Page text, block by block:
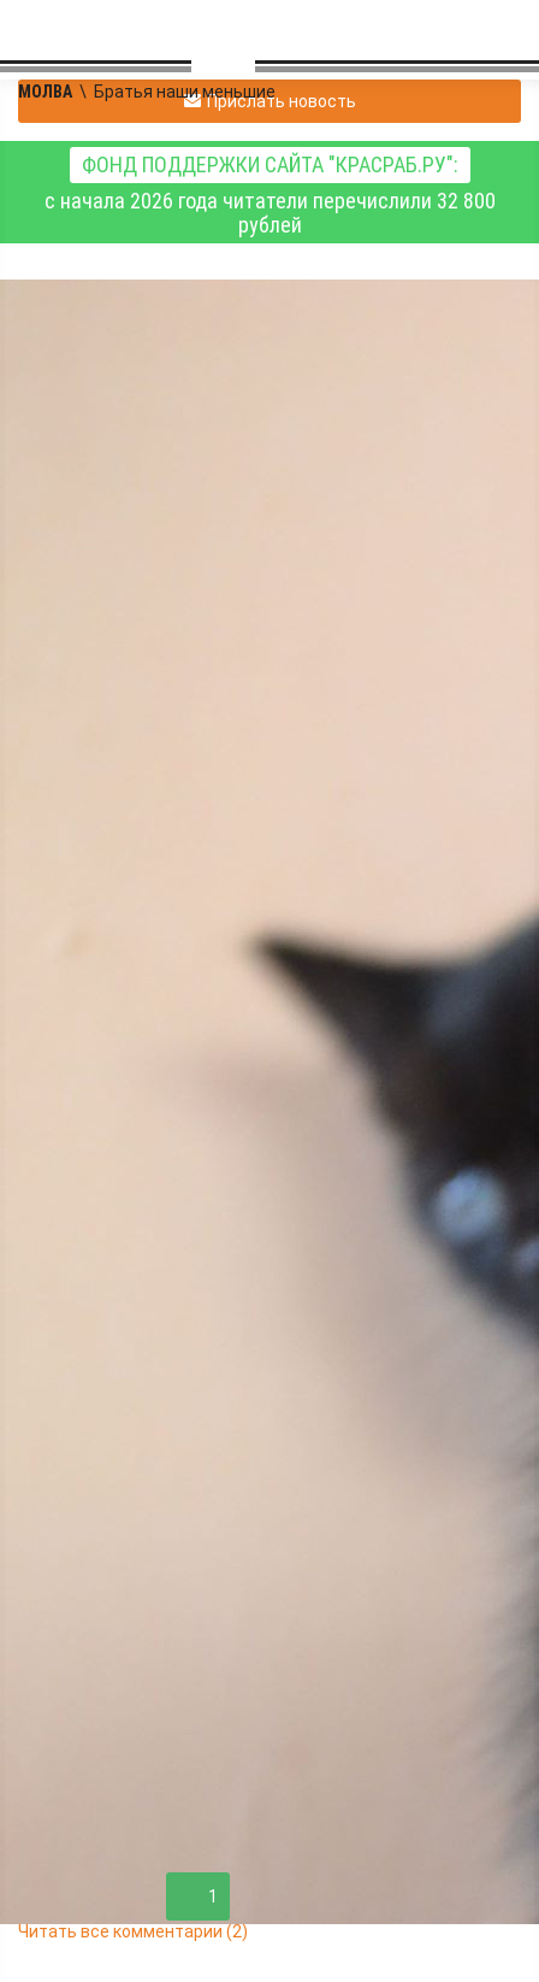
МОЛВА \ Братья наши меньшиеПрислать новость
ФОНД ПОДДЕРЖКИ САЙТА "КРАСРАБ.РУ":
с начала 2026 года читатели перечислили 32 800
рублей
1
Читать все комментарии (2)